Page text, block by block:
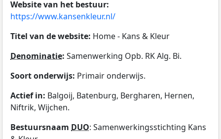
Website van het bestuur:
https://www.kansenkleur.nl/
Titel van de website: Home - Kans & Kleur
Denominatie: Samenwerking Opb. RK Alg. Bi.
Soort onderwijs: Primair onderwijs.
Actief in: Balgoij, Batenburg, Bergharen, Hernen,
Niftrik, Wijchen.
Bestuursnaam DUO: Samenwerkingsstichting Kans